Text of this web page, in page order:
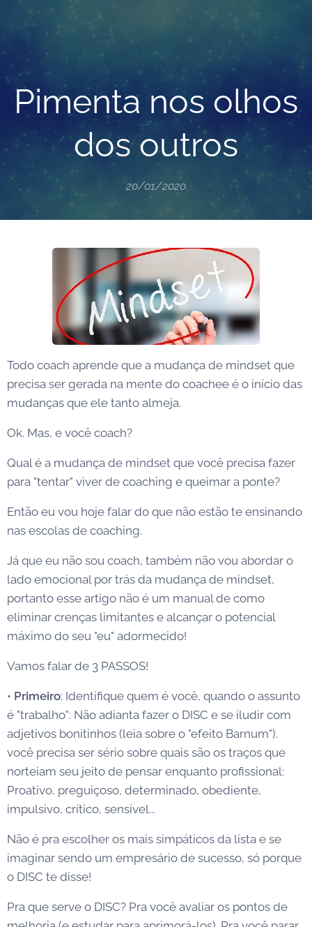
Pimenta nos olhos
dos outros
20/01/2020
Todo coach aprende que a mudança de mindset que
precisa ser gerada na mente do coachee é o início das
mudanças que ele tanto almeja.
Ok. Mas, e você coach?
Qual é a mudança de mindset que você precisa fazer
para "tentar" viver de coaching e queimar a ponte?
Então eu vou hoje falar do que não estão te ensinando
nas escolas de coaching.
Já que eu não sou coach, também não vou abordar o
lado emocional por trás da mudança de mindset,
portanto esse artigo não é um manual de como
eliminar crenças limitantes e alcançar o potencial
máximo do seu "eu" adormecido!
Vamos falar de 3 PASSOS!
• Primeiro: Identifique quem é você, quando o assunto
é "trabalho": Não adianta fazer o DISC e se iludir com
adjetivos bonitinhos (leia sobre o "efeito Barnum").
você precisa ser sério sobre quais são os traços que
norteiam seu jeito de pensar enquanto profissional:
Proativo, preguiçoso, determinado, obediente,
impulsivo, crítico, sensível...
Não é pra escolher os mais simpáticos da lista e se
imaginar sendo um empresário de sucesso, só porque
o DISC te disse!
Pra que serve o DISC? Pra você avaliar os pontos de